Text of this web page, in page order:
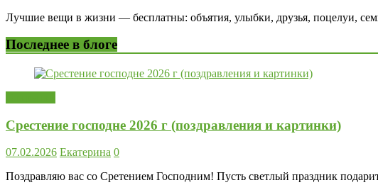
Лучшие вещи в жизни — бесплатны: объятия, улыбки, друзья, поцелуи,
Последнее в блоге
Срестение господне 2026 г (поздравления и картинки)
07.02.2026 Екатерина 0
Поздравляю вас со Сретением Господним! Пусть светлый праздник